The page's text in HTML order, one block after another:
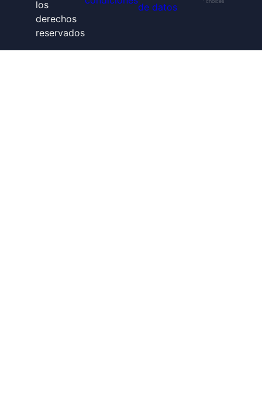
los
derechos
reservados
de datos